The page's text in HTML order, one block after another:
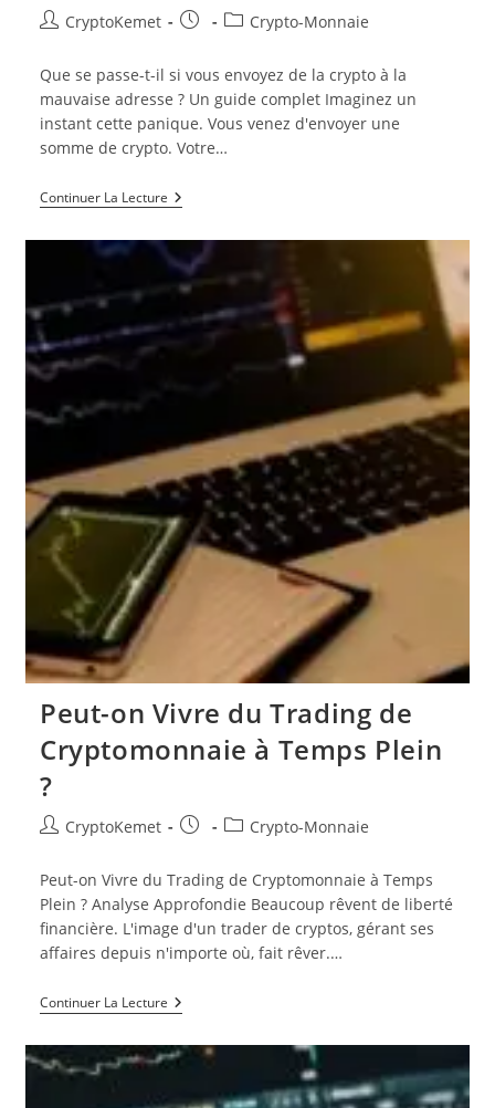
Auteur/autrice
la
publication :
CryptoKemet
Publication
PostCrypto-Monnaie
Que se passe-t-il si vous envoyez de la crypto à la
mauvaise adresse ? Un guide complet Imaginez un
instant cette panique. Vous venez d'envoyer une
somme de crypto. Votre…
Continuer La LectureQue
Se
T-
Il
Si
Envoyez
Mauvaise
Adresse
Peut-on Vivre du Trading de
Cryptomonnaie à Temps Plein
?
Auteur/autrice
la
publication :
CryptoKemet
Publication
PostCrypto-Monnaie
Peut-on Vivre du Trading de Cryptomonnaie à Temps
Plein ? Analyse Approfondie Beaucoup rêvent de liberté
financière. L'image d'un trader de cryptos, gérant ses
affaires depuis n'importe où, fait rêver.…
Continuer La LecturePeut-
On
Du